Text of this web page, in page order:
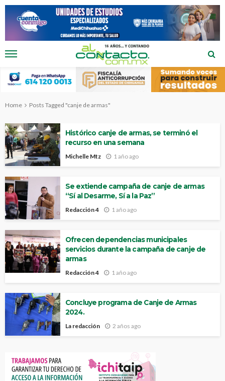
Home Posts Tagged "canje de armas"
Histórico canje de armas, se terminó el
recurso en una semana
Michelle Mtz 1 año ago
Se extiende campaña de canje de armas
“Sí al Desarme, Sí a la Paz”
Redacción 4 1 año ago
Ofrecen dependencias municipales
servicios durante la campaña de canje de
armas
Redacción 4 1 año ago
Concluye programa de Canje de Armas
2024.
La redacción 2 años ago